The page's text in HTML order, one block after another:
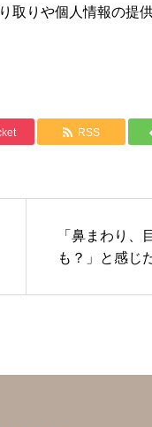
取りや個人情報の提
RSS
「鼻まわり、
も？」と感